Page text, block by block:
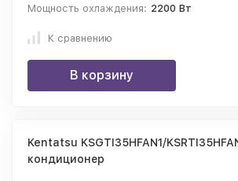
Мощность охлаждения: 2200 Вт
К сравнению
В корзину
Kentatsu KSGTI35HFAN1/
кондиционер